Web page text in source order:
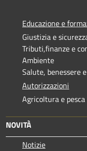
Educazione e
Giustizia e
Tributi,finanze e
Ambiente
Salute, benessere
Autorizzazioni
Agricoltura e pesca
NOVITÀ
Notizie